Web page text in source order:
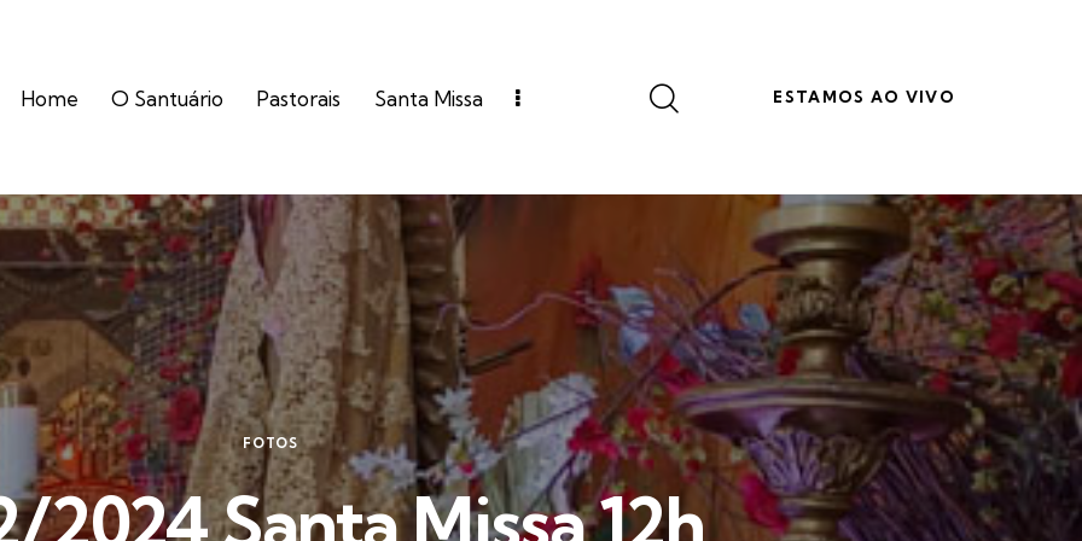
Home O Santuário Pastorais Santa Missa ESTAMOS AO VIVO
FOTOS
2024 Santa Missa 12h